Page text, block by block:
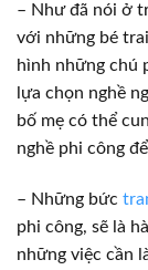
– Như đã nói ở
với những bé
hình những chú
lựa chọn nghề
bố mẹ có thể
nghề phi công
– Những bức
phi công, sẽ là
những việc cần